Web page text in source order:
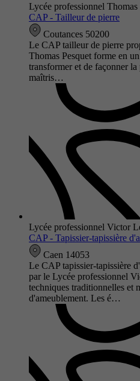
Lycée professionnel Thomas
CAP - Tailleur de pierre
Coutances 50200
Le CAP tailleur de pierre
Thomas Pesquet forme en
transformer et de façonner
maîtris…
Lycée professionnel Victor
CAP - Tapissier-tapissière
Caen 14053
Le CAP tapissier-tapissière
par le Lycée professionnel
techniques traditionnelles et
d'ameublement. Les é…